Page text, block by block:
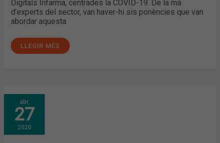
Digitals Infarma, centrades la COVID-19. De la mà
d’experts del sector, van haver-hi sis ponències que van
abordar aquesta
LLEGIR MÉS
abr.
27
2020
MARÇ:
EL
PAPER
DELS
FARMACÈUTICS
ENFRONT
DE